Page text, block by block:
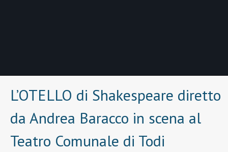
L’OTELLO di Shakespeare diretto
da Andrea Baracco in scena al
Teatro Comunale di Todi